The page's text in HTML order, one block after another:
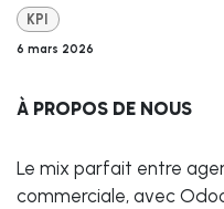
KPI
6 mars 2026
À PROPOS DE NOUS
Le mix parfait entre
commerciale, avec